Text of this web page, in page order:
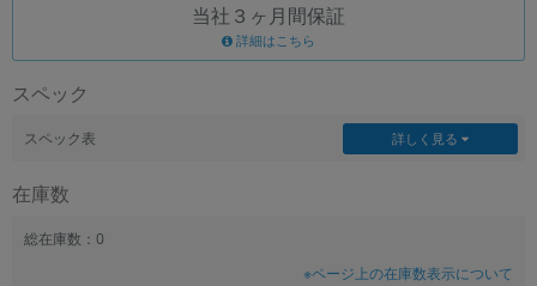
当社３ヶ月間保証
詳細はこちら
スペック
スペック表 詳しく見る
在庫数
総在庫数：0
※ページ上の在庫数表示について